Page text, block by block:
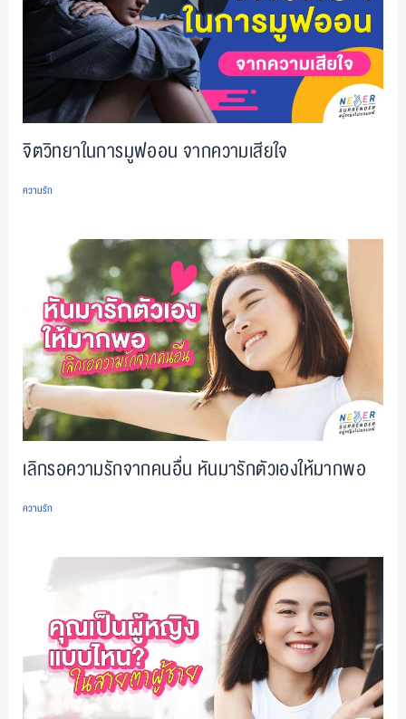
จิตวิทยาในการมูฟออน จากความเสียใจ
ความรัก
เลิกรอความรักจากคนอื่น หันมารักตัวเองให้มากพอ
ความรัก